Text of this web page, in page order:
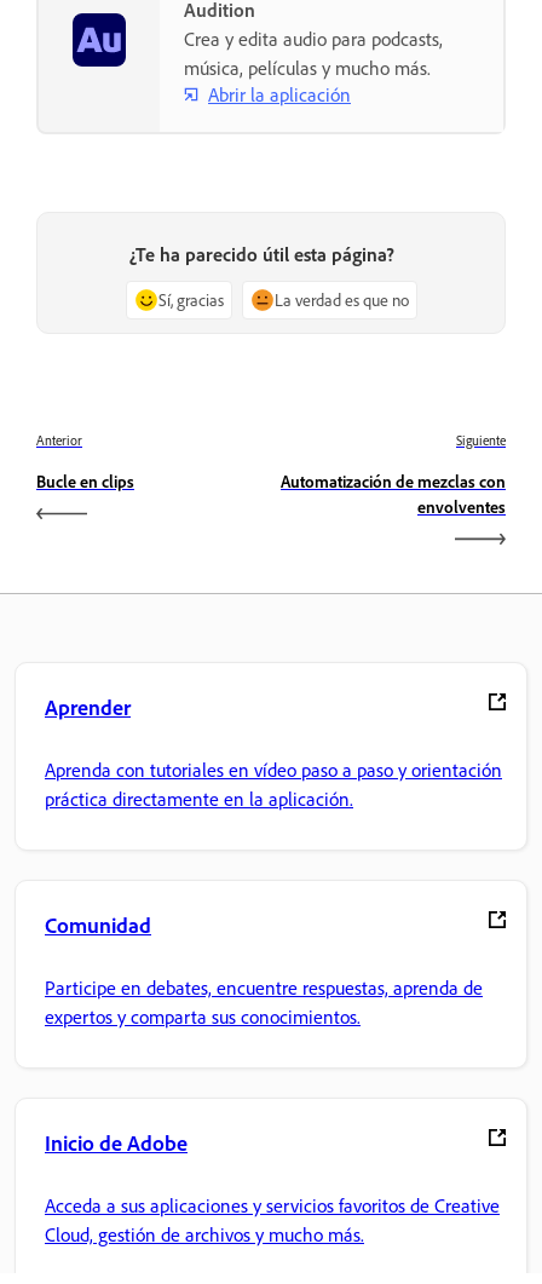
Audition
Crea y edita audio para podcasts,
música, películas y mucho más.
Abrir la aplicación
¿Te ha parecido útil esta página?
Sí, gracias La verdad es que no
Anterior
Bucle en clips
Siguiente
Automatización de mezclas con
envolventes
Aprender
Aprenda con tutoriales en vídeo paso a paso y orientación
práctica directamente en la aplicación.
Comunidad
Participe en debates, encuentre respuestas, aprenda de
expertos y comparta sus conocimientos.
Inicio de Adobe
Acceda a sus aplicaciones y servicios favoritos de Creative
Cloud, gestión de archivos y mucho más.